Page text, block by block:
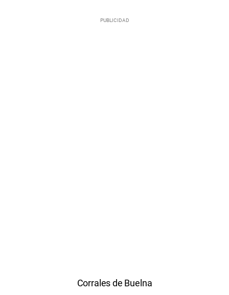
Corrales de Buelna